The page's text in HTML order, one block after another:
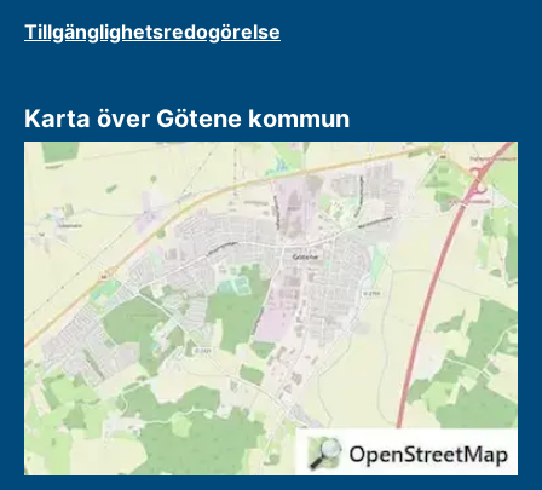
Tillgänglighetsredogörelse
Karta över Götene kommun